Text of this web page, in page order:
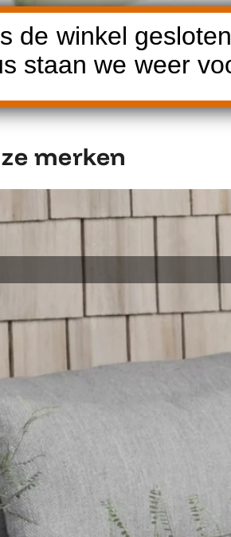
Luxembourg Stoel
merken
de winkel
staan we weer